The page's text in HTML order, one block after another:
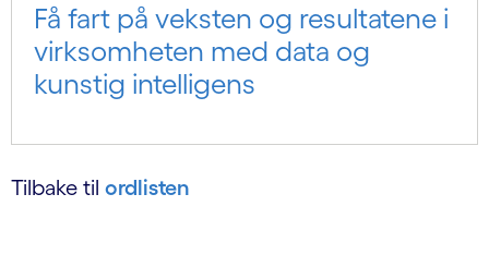
Få fart på veksten og resultatene i
virksomheten med data og
kunstig intelligens
Tilbake til ordlisten